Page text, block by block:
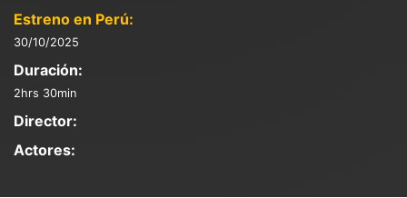
Estreno en Perú:
30/10/2025
Duración:
2hrs 30min
Director:
Actores: